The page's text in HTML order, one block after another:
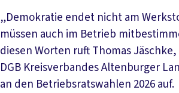
„Demokratie endet nicht am
müssen auch im Betrieb
diesen Worten ruft Thomas
DGB Kreisverbandes Altenburger
an den Betriebsratswahlen 2026 auf.